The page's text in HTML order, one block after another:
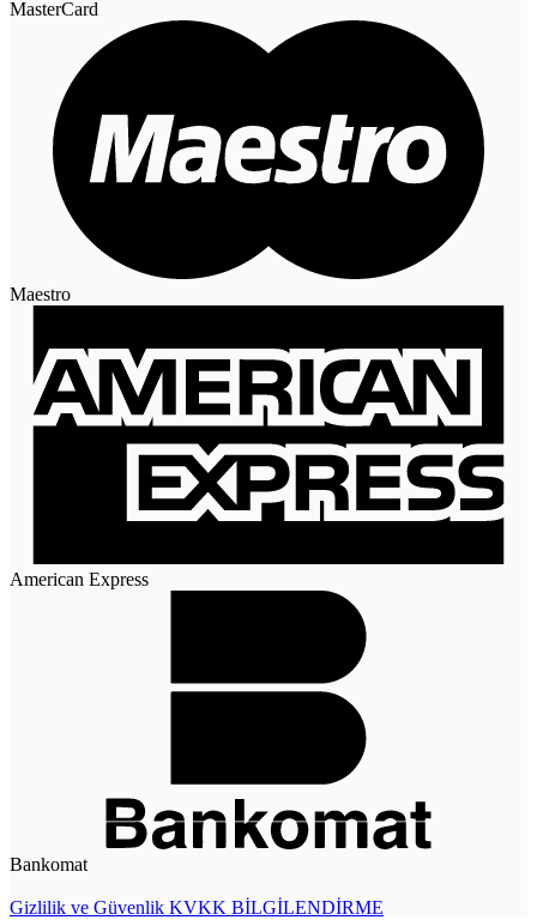
MasterCard
Maestro
American Express
Bankomat
Gizlilik ve Güvenlik KVKK BİLGİLENDİRME